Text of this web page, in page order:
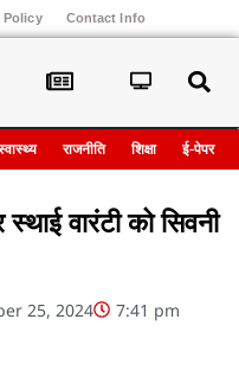
Policy Contact Info
राजनीति शिक्षा ई-पेपर
वारंटी को सिवनी
25, 2024
7:41 pm